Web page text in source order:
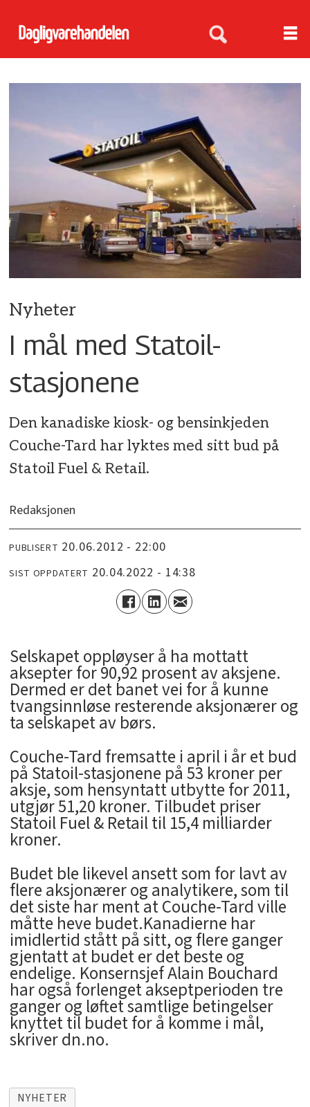
Nyheter
I mål med Statoil-
stasjonene
Den kanadiske kiosk- og bensinkjeden
Couche-Tard har lyktes med sitt bud på
Statoil Fuel & Retail.
Redaksjonen
PUBLISERT 20.06.2012 - 22:00
SIST OPPDATERT 20.04.2022 - 14:38
Selskapet oppløyser å ha mottatt
aksepter for 90,92 prosent av aksjene.
Dermed er det banet vei for å kunne
tvangsinnløse resterende aksjonærer og
ta selskapet av børs.
Couche-Tard fremsatte i april i år et bud
på Statoil-stasjonene på 53 kroner per
aksje, som hensyntatt utbytte for 2011,
utgjør 51,20 kroner. Tilbudet priser
Statoil Fuel & Retail til 15,4 milliarder
kroner.
Budet ble likevel ansett som for lavt av
flere aksjonærer og analytikere, som til
det siste har ment at Couche-Tard ville
måtte heve budet.Kanadierne har
imidlertid stått på sitt, og flere ganger
gjentatt at budet er det beste og
endelige. Konsernsjef Alain Bouchard
har også forlenget akseptperioden tre
ganger og løftet samtlige betingelser
knyttet til budet for å komme i mål,
skriver dn.no.
NYHETER